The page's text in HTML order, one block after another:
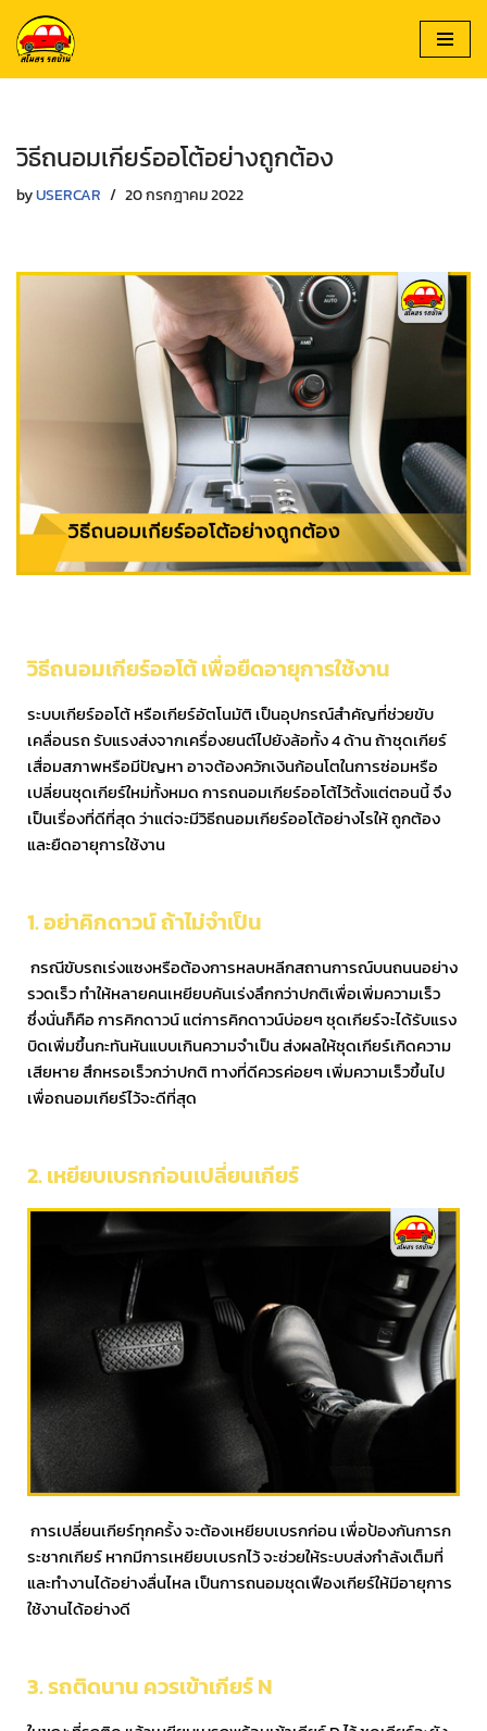
Skip
to
วิธีถนอมเกียร์ออโต้อย่างถูกต้อง
byUSERCAR 20 กรกฎาคม 2022
วิธีถนอมเกียร์ออโต้ เพื่อยืดอายุการใช้งาน
ระบบเกียร์ออโต้ หรือเกียร์อัตโนมัติ เป็นอุปกรณ์สำคัญที่ช่วยขับ
เคลื่อนรถ รับแรงส่งจากเครื่องยนต์ไปยังล้อทั้ง 4 ด้าน ถ้าชุดเกียร์
เสื่อมสภาพหรือมีปัญหา อาจต้องควักเงินก้อนโตในการซ่อมหรือ
เปลี่ยนชุดเกียร์ใหม่ทั้งหมด การถนอมเกียร์ออโต้ไว้ตั้งแต่ตอนนี้ จึง
เป็นเรื่องที่ดีที่สุด ว่าแต่จะมีวิธีถนอมเกียร์ออโต้อย่างไรให้ ถูกต้อง
และยืดอายุการใช้งาน
1. อย่าคิกดาวน์ ถ้าไม่จำเป็น
กรณีขับรถเร่งแซงหรือต้องการหลบหลีกสถานการณ์บนถนนอย่าง
รวดเร็ว ทำให้หลายคนเหยียบคันเร่งลึกกว่าปกติเพื่อเพิ่มความเร็ว
ซึ่งนั่นก็คือ การคิกดาวน์ แต่การคิกดาวน์บ่อยๆ ชุดเกียร์จะได้รับแรง
บิดเพิ่มขึ้นกะทันหันแบบเกินความจำเป็น ส่งผลให้ชุดเกียร์เกิดความ
เสียหาย สึกหรอเร็วกว่าปกติ ทางที่ดีควรค่อยๆ เพิ่มความเร็วขึ้นไป
เพื่อถนอมเกียร์ไว้จะดีที่สุด
2. เหยียบเบรกก่อนเปลี่ยนเกียร์
การเปลี่ยนเกียร์ทุกครั้ง จะต้องเหยียบเบรกก่อน เพื่อป้องกันการก
ระชากเกียร์ หากมีการเหยียบเบรกไว้ จะช่วยให้ระบบส่งกำลังเต็มที่
และทำงานได้อย่างลื่นไหล เป็นการถนอมชุดเฟืองเกียร์ให้มีอายุการ
ใช้งานได้อย่างดี
3. รถติดนาน ควรเข้าเกียร์ N